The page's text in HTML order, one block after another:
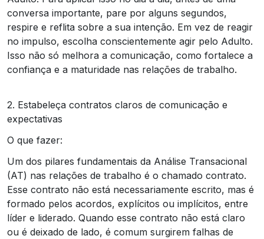
conversa importante, pare por alguns segundos,
respire e reflita sobre a sua intenção. Em vez de reagir
no impulso, escolha conscientemente agir pelo Adulto.
Isso não só melhora a comunicação, como fortalece a
confiança e a maturidade nas relações de trabalho.
2. Estabeleça contratos claros de comunicação e
expectativas
O que fazer:
Um dos pilares fundamentais da Análise Transacional
(AT) nas relações de trabalho é o chamado contrato.
Esse contrato não está necessariamente escrito, mas é
formado pelos acordos, explícitos ou implícitos, entre
líder e liderado. Quando esse contrato não está claro
ou é deixado de lado, é comum surgirem falhas de